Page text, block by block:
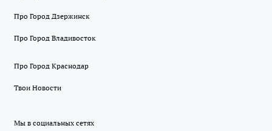
Про Город Дзержинск
Про Город Владивосток
Про Город Краснодар
Твои Новости
Мы в социальных сетях